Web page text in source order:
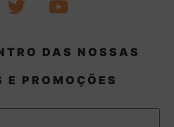
DAS NOSSAS
E PROMOÇÕES